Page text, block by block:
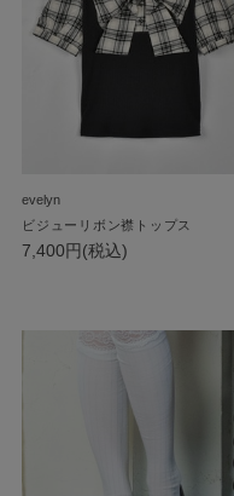
evelyn
ビジューリボン襟トップス
7,400円(税込)